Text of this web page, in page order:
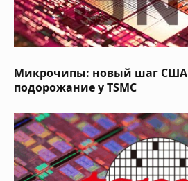
Микрочипы: новый шаг США
подорожание у TSMC